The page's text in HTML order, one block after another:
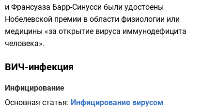
и Франсуаза Барр-Синусси были удостоены
Нобелевской премии в области физиологии или
медицины «за открытие вируса иммунодефицита
человека».
ВИЧ-инфекция
Инфицирование
Основная статья: Инфицирование вирусом